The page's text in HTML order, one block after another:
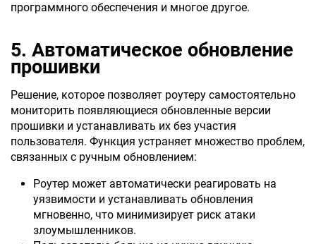
программного обеспечения и многое другое.
5. Автоматическое обновление
прошивки
Решение, которое позволяет роутеру самостоятельно
мониторить появляющиеся обновленные версии
прошивки и устанавливать их без участия
пользователя. Функция устраняет множество проблем,
связанных с ручным обновлением:
Роутер может автоматически реагировать на
уязвимости и устанавливать обновления
мгновенно, что минимизирует риск атаки
злоумышленников.